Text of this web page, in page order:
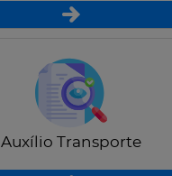
Auxílio Transporte